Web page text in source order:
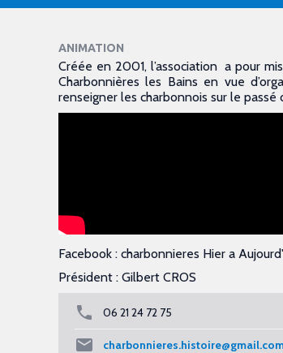
ANIMATION
Créée en 2001, l’association a pour
Charbonnières les Bains en vue
renseigner les charbonnois sur le
Facebook : charbonnieres Hier a
Président : Gilbert CROS
06 21 24 72 75